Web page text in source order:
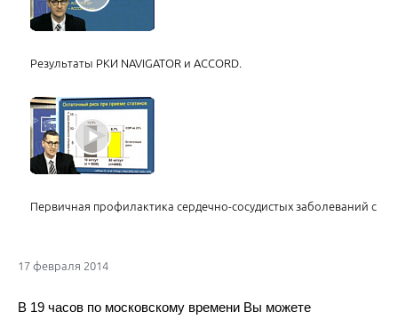
Результаты РКИ NAVIGATOR и ACCORD.
Первичная профилактика сердечно-сосудистых заболеваний с
17 февраля 2014
В 19 часов по московскому времени Вы можете